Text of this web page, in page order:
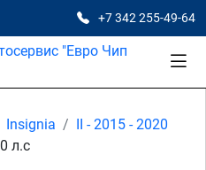
+7 342 255-49-64
Insignia
II - 2015 - 2020
л.с